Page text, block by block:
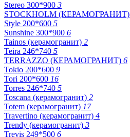
Stereo 300*900 3
STOCKHOLM (КЕРАМОГРАНИТ)
Style 200*600 5
Sunshine 300*900 6
Tainos (керамогранит) 2
Teira 246*740 5
TERRAZZO (КЕРАМОГРАНИТ) 6
Tokio 200*600 9
Tori 200*600 16
Torres 246*740 5
Toscana (керамогранит) 2
Totem (керамогранит) 17
Travertino (керамогранит) 4
Trendy (керамогранит) 3
Trevis 249*500 6